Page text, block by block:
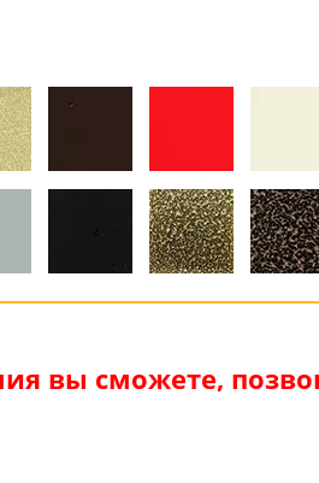
вы сможете,